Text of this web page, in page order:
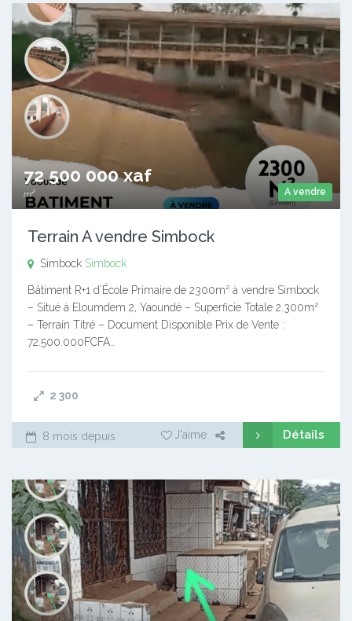
A vendre
72 500 000 xaf
m²
Terrain A vendre Simbock
Simbock Simbock
Bâtiment R+1 d’École Primaire de 2300m² à vendre Simbock
– Situé à Eloumdem 2, Yaoundé – Superficie Totale 2.300m²
– Terrain Titré – Document Disponible Prix de Vente :
72.500.000FCFA…
2 300
8 mois depuis J'aime Détails